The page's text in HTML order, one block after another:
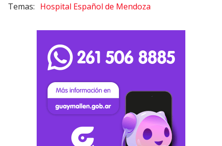
Hospital Español de Mendoza